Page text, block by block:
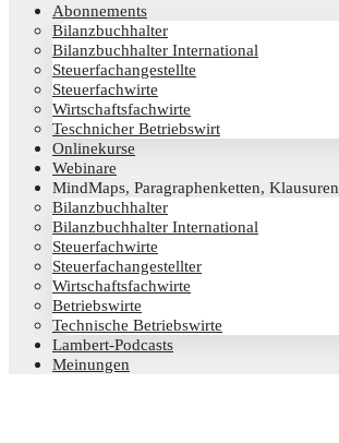
Abon­ne­ments
Bilanz­buch­hal­ter
Bilanz­buch­hal­ter International
Steu­er­fach­an­ge­stell­te
Steu­er­fach­wir­te
Wirt­schafts­fach­wir­te
Teschni­cher Betriebswirt
Online­kur­se
Web­i­na­re
Mind­Maps, Para­gra­phen­ket­ten, Klausuren
Bilanz­buch­hal­ter
Bilanz­buch­hal­ter International
Steu­er­fach­wir­te
Steu­er­fach­an­ge­stell­ter
Wirt­schafts­fach­wir­te
Betriebs­wir­te
Tech­ni­sche Betriebswirte
Lam­­bert-Pod­­casts
Mei­nun­gen